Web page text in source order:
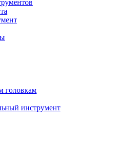
головкам
инструмент